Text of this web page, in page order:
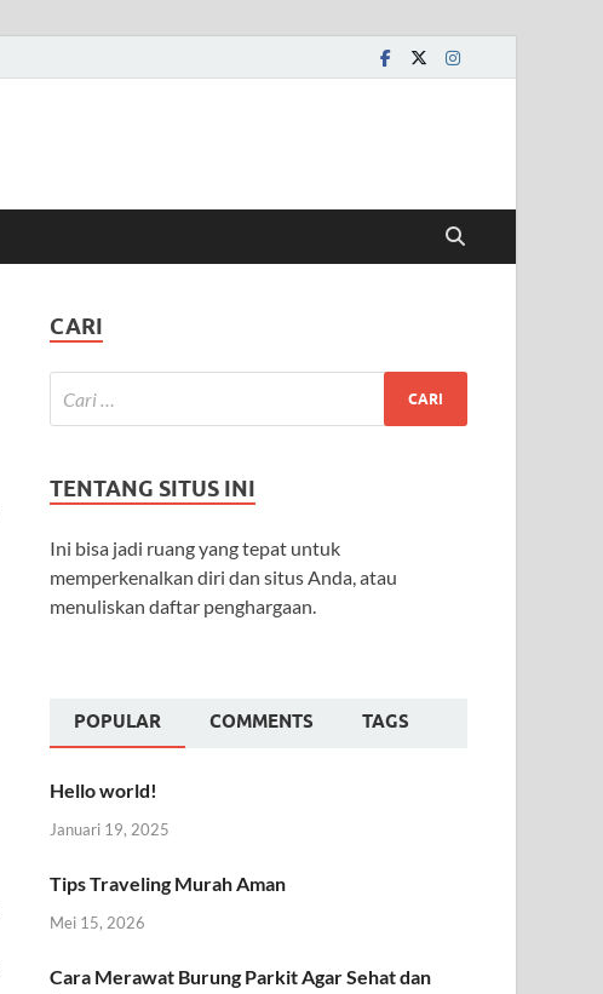
CARI
TENTANG SITUS INI
Ini bisa jadi ruang yang tepat untuk
memperkenalkan diri dan situs Anda, atau
menuliskan daftar penghargaan.
POPULAR COMMENTS TAGS
Hello world!
Januari 19, 2025
Tips Traveling Murah Aman
Mei 15, 2026
Cara Merawat Burung Parkit Agar Sehat dan